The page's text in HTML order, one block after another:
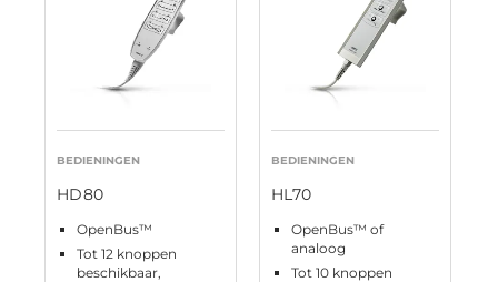
BEDIENINGEN
HD80
OpenBus™
Tot 12 knoppen
beschikbaar,
BEDIENINGEN
HL70
OpenBus™ of
analoog
Tot 10 knoppen